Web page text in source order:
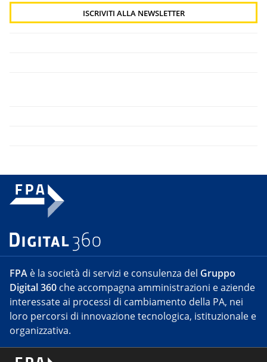
FPA è la società di servizi e consulenza del Gruppo
Digital 360 che accompagna amministrazioni e aziende
interessate ai processi di cambiamento della PA, nei
loro percorsi di innovazione tecnologica, istituzionale e
organizzativa.